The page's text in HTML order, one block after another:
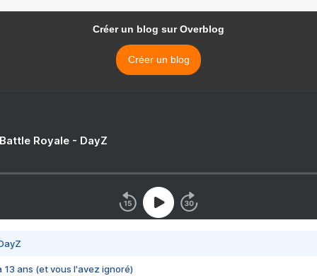
Créer un blog sur Overblog
Créer un blog
Royale - DayZ
13 ans (et vous l'avez ignoré)